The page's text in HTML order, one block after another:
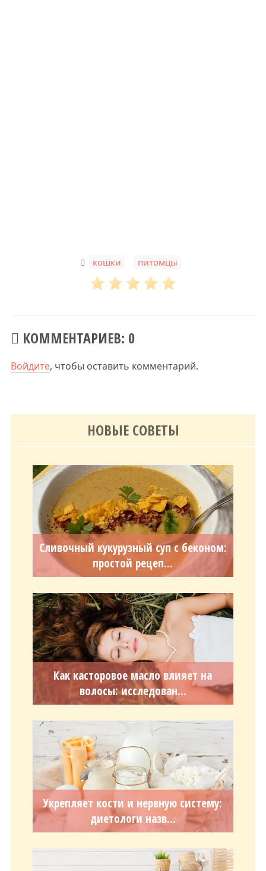
кошки питомцы
КОММЕНТАРИЕВ: 0
Войдите, чтобы оставить комментарий.
НОВЫЕ СОВЕТЫ
Сливочный кукурузный суп с беконом:
простой рецеп...
Как касторовое масло влияет на
волосы: исследован...
Укрепляет кости и нервную систему:
диетологи назв...